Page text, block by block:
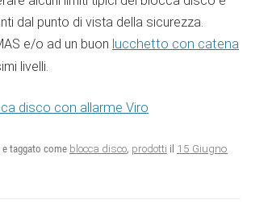
dal punto di vista della sicurezza.
e/o ad un buon lucchetto con catena
livelli.
disco con allarme Viro
e taggato come blocca disco, prodotti il 15 Giugno